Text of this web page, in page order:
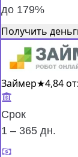
до 179%
Получить
Займер★4,84
Срок
1 – 365 дн.